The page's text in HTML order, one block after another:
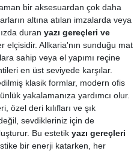
bir aksesuardan çok daha
altına atılan imzalarda veya
duran yazı gereçleri ve
elçisidir. Allkaria'nın sunduğu mat
sahip veya el yapımı reçine
en üst seviyede karşılar.
klasik formlar, modern ofis
yakalamanıza yardımcı olur.
özel deri kılıfları ve şık
sevdikleriniz için de
Bu estetik yazı gereçleri
bir enerji katarken, her